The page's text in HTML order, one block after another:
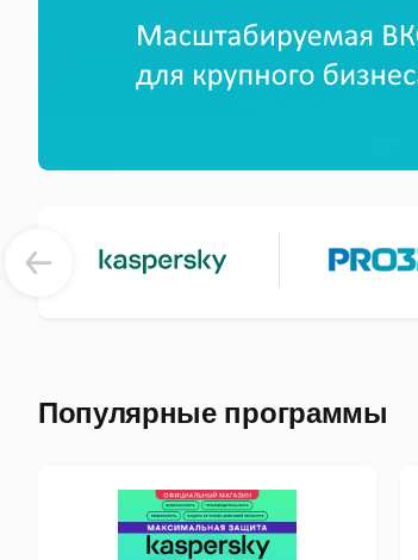
Популярные программы